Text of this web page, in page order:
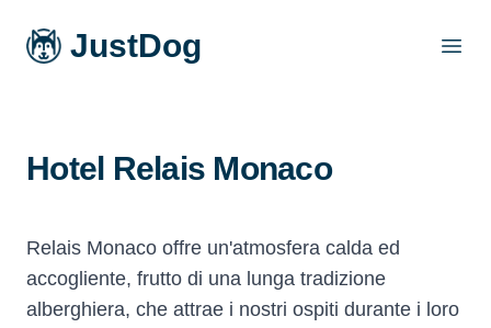
JustDog
Hotel Relais Monaco
Relais Monaco offre un'atmosfera calda ed
accogliente, frutto di una lunga tradizione
alberghiera, che attrae i nostri ospiti durante i loro